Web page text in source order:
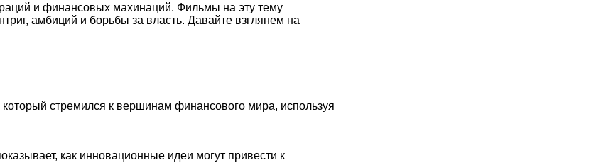
и финансовых махинаций. Фильмы на эту тему
амбиций и борьбы за власть. Давайте взглянем на
стремился к вершинам финансового мира, используя
как инновационные идеи могут привести к